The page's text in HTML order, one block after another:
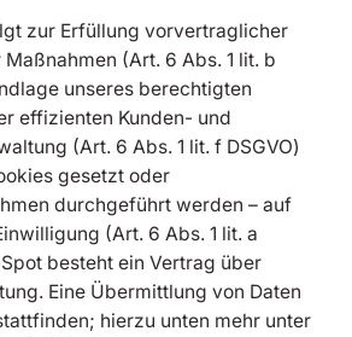
zur Erfüllung vorvertraglicher
(Art. 6 Abs. 1 lit. b
unseres berechtigten
effizienten Kunden- und
(Art. 6 Abs. 1 lit. f DSGVO)
gesetzt oder
durchgeführt werden – auf
(Art. 6 Abs. 1 lit. a
besteht ein Vertrag über
Eine Übermittlung von Daten
hierzu unten mehr unter